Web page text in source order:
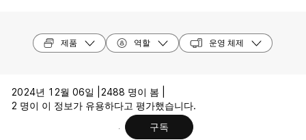
제품 역할 운영 체제
2024년 12월 06일 |
2488 명이 봄 |
2 명이 이 정보가 유용하다고 평가했습니다.
구독